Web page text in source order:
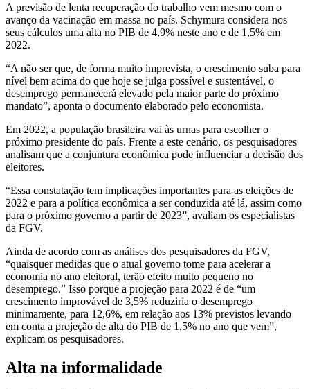
A previsão de lenta recuperação do trabalho vem mesmo com o
avanço da vacinação em massa no país. Schymura considera nos
seus cálculos uma alta no PIB de 4,9% neste ano e de 1,5% em
2022.
“A não ser que, de forma muito imprevista, o crescimento suba para
nível bem acima do que hoje se julga possível e sustentável, o
desemprego permanecerá elevado pela maior parte do próximo
mandato”, aponta o documento elaborado pelo economista.
Em 2022, a população brasileira vai às urnas para escolher o
próximo presidente do país. Frente a este cenário, os pesquisadores
analisam que a conjuntura econômica pode influenciar a decisão dos
eleitores.
“Essa constatação tem implicações importantes para as eleições de
2022 e para a política econômica a ser conduzida até lá, assim como
para o próximo governo a partir de 2023”, avaliam os especialistas
da FGV.
Ainda de acordo com as análises dos pesquisadores da FGV,
“quaisquer medidas que o atual governo tome para acelerar a
economia no ano eleitoral, terão efeito muito pequeno no
desemprego.” Isso porque a projeção para 2022 é de “um
crescimento improvável de 3,5% reduziria o desemprego
minimamente, para 12,6%, em relação aos 13% previstos levando
em conta a projeção de alta do PIB de 1,5% no ano que vem”,
explicam os pesquisadores.
Alta na informalidade